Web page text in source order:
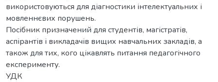
використовуються для діагностики інтелектуальних і
мовленнєвих порушень.
Посібник призначений для студентів, магістратів,
аспірантів і викладачів вищих навчальних закладів, а
також для тих, кого цікавлять питання педагогічного
експерименту.
УДК